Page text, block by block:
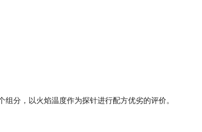
分，以火焰温度作为探针进行配方优劣的评价。